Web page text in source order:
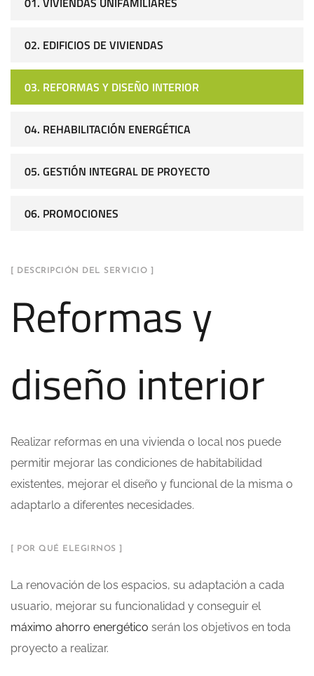
02. EDIFICIOS DE VIVIENDAS
03. REFORMAS Y DISEÑO INTERIOR
04. REHABILITACIÓN ENERGÉTICA
05. GESTIÓN INTEGRAL DE PROYECTO
06. PROMOCIONES
[ DESCRIPCIÓN DEL SERVICIO ]
Reformas y
diseño interior
Realizar reformas en una vivienda o local nos puede
permitir mejorar las condiciones de habitabilidad
existentes, mejorar el diseño y funcional de la misma o
adaptarlo a diferentes necesidades.
[ POR QUÉ ELEGIRNOS ]
La renovación de los espacios, su adaptación a cada
usuario, mejorar su funcionalidad y conseguir el
máximo ahorro energético serán los objetivos en toda
proyecto a realizar.